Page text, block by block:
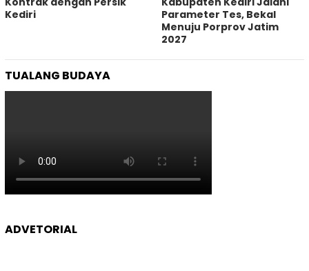
Kediri
Parameter Tes, Bekal
Menuju Porprov Jatim
2027
TUALANG BUDAYA
ADVETORIAL